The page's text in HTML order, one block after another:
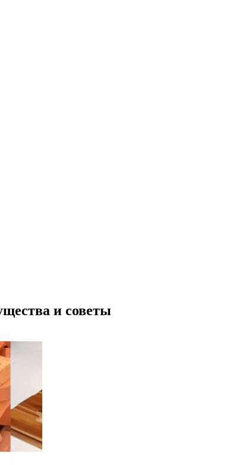
и советы